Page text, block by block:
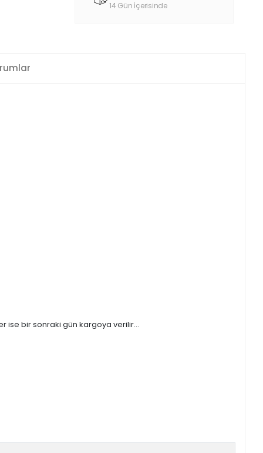
14 Gün İçerisinde
ise bir sonraki gün kargoya verilir...